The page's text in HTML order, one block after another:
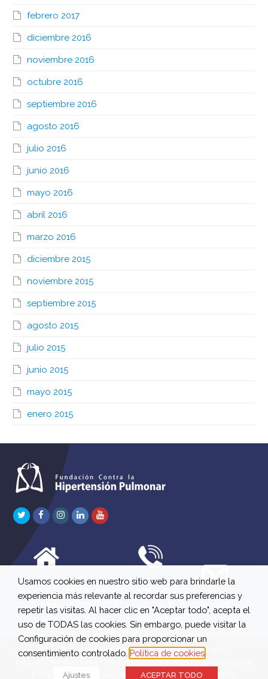
febrero 2017
diciembre 2016
noviembre 2016
octubre 2016
septiembre 2016
agosto 2016
julio 2016
junio 2016
mayo 2016
abril 2016
marzo 2016
diciembre 2015
noviembre 2015
septiembre 2015
agosto 2015
julio 2015
junio 2015
mayo 2015
enero 2015
TwitterFacebook
Instagram
LinkedInYoutube
C/ Río Jordán 7 bajo
A 28981 Parla Madrid
647 630 515
661 73 42 04
613 22 15 27
info@fchp.es
© 2026 Fundación Contra la Hipertensión Pulmonar
Términos legales|Aviso Legal
privacidad|Política de cookies |Política de devoluciones y
Usamos cookies en nuestro sitio web para brindarle la
experiencia más relevante al recordar sus preferencias y
repetir las visitas. Al hacer clic en "Aceptar todo", acepta el
uso de TODAS las cookies. Sin embargo, puede visitar la
Configuración de cookies para proporcionar un
consentimiento controlado. Política de cookies
Ajustes ACEPTAR TODO